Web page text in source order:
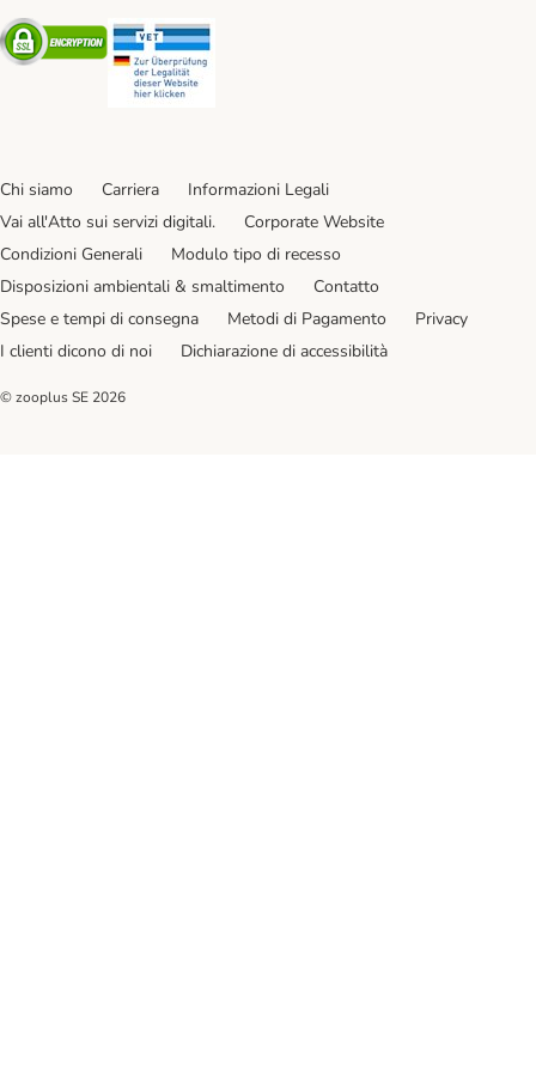
Security
Chi siamo Carriera
Informazioni Legali
Vai all'Atto sui servizi digitali.
Corporate Website
Condizioni Generali
Modulo tipo di recesso
Disposizioni ambientali & smaltimento
Contatto
Spese e tempi di consegna
Metodi di Pagamento
Privacy
I clienti dicono di noi
Dichiarazione di accessibilità
© zooplus SE 2026